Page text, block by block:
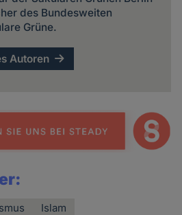
des Bundesweiten
Grüne.
Autoren
Islam